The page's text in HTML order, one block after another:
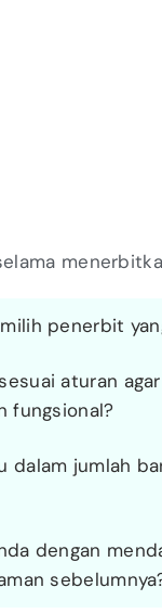
penerbit
aturan
fungsional?
dalam jumlah
dengan